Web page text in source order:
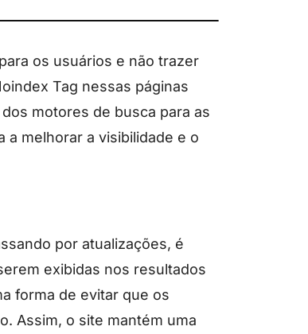
os usuários e não trazer
Tag nessas páginas
motores de busca para as
a melhorar a visibilidade e o
por atualizações, é
exibidas nos resultados
forma de evitar que os
Assim, o site mantém uma